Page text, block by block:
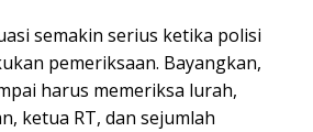
semakin serius ketika polisi
pemeriksaan. Bayangkan,
harus memeriksa lurah,
ketua RT, dan sejumlah